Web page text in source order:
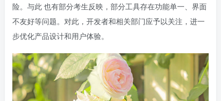
险。与此 也有部分考生反映，部分工具存在功能单一、界面
不友好等问题。对此，开发者和相关部门应予以关注，进一
步优化产品设计和用户体验。